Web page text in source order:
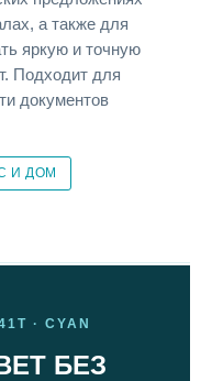
а также для
яркую и точную
Подходит для
документов
И ДОМ
· CYAN
БЕЗ